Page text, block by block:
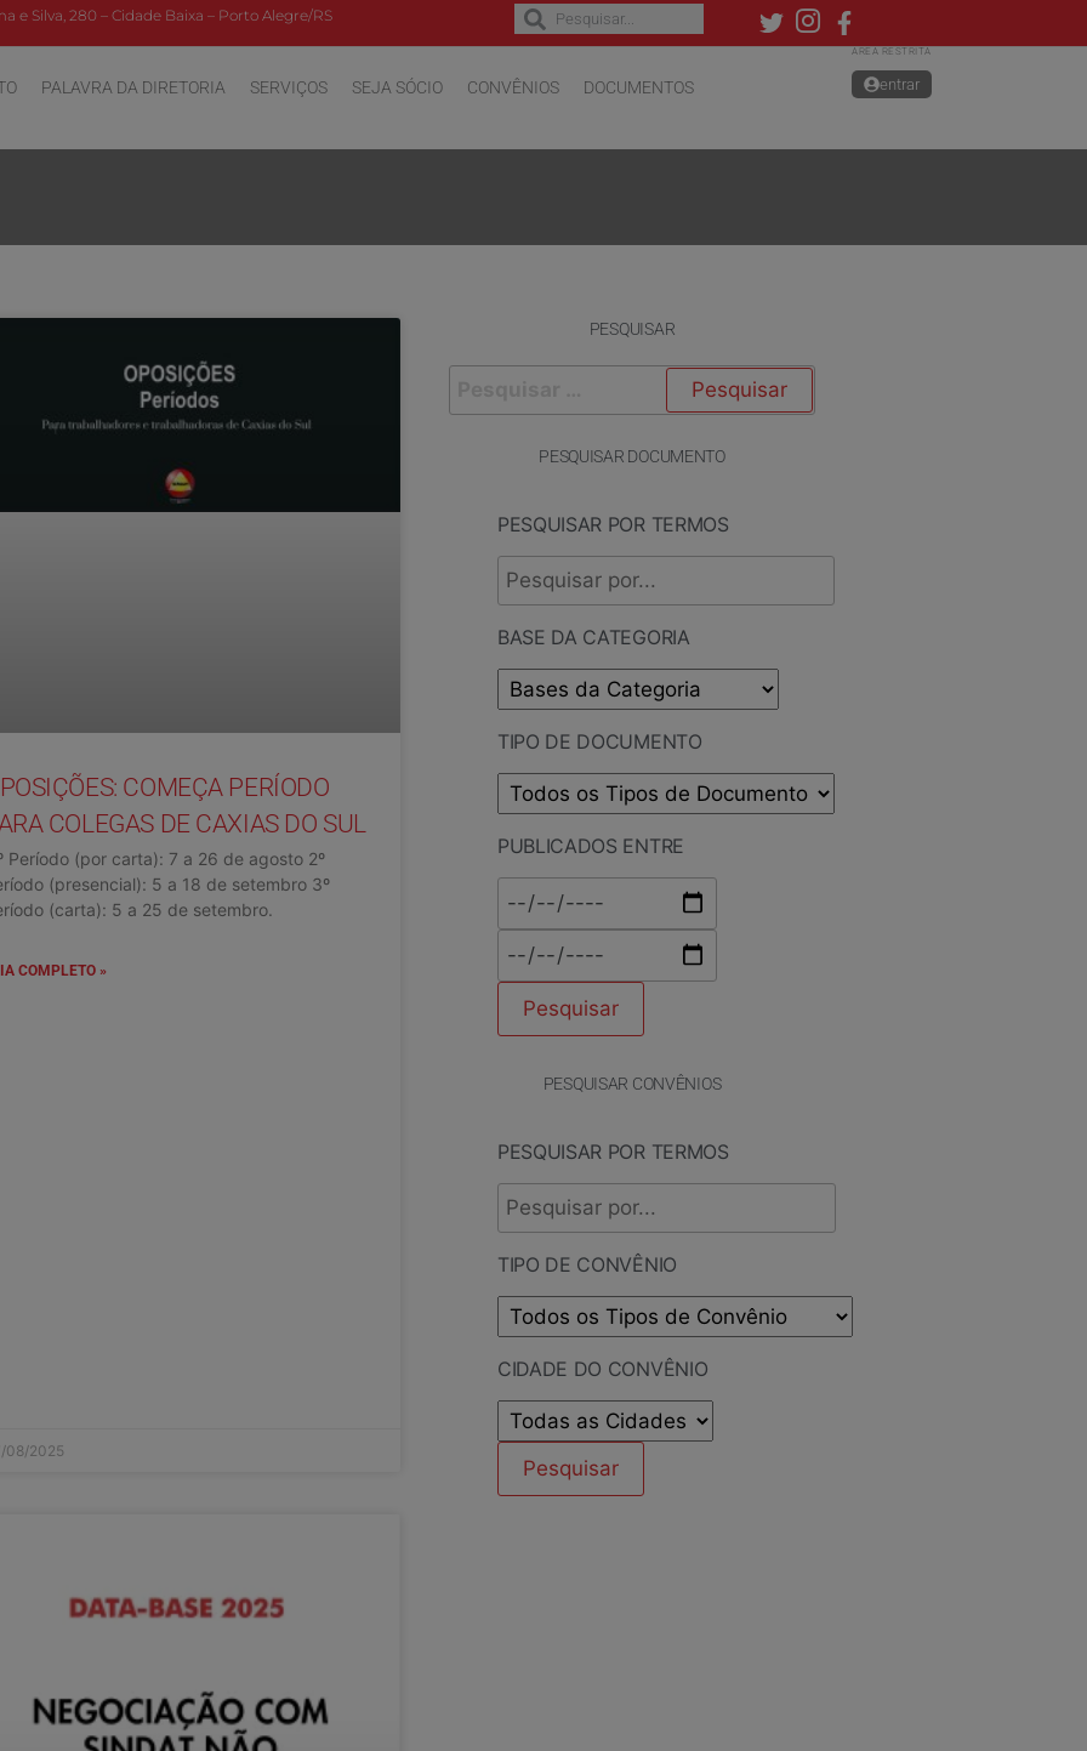
e Silva, 280 – Cidade Baixa – Porto Alegre/RS
PALAVRA DA DIRETORIA SERVIÇOS SEJA SÓCIO CONVÊNIOS DOCUMENTOS
ÁREA RESTRITA
entrar
COMEÇA PERÍODO
COLEGAS DE CAXIAS DO SUL
Período (por carta): 7 a 26 de agosto 2º
(presencial): 5 a 18 de setembro 3º
(carta): 5 a 25 de setembro.
COMPLETO »
08/2025
PESQUISAR
PESQUISAR DOCUMENTO
PESQUISAR POR TERMOS
BASE DA CATEGORIA
TIPO DE DOCUMENTO
PUBLICADOS ENTRE
PESQUISAR CONVÊNIOS
PESQUISAR POR TERMOS
TIPO DE CONVÊNIO
CIDADE DO CONVÊNIO